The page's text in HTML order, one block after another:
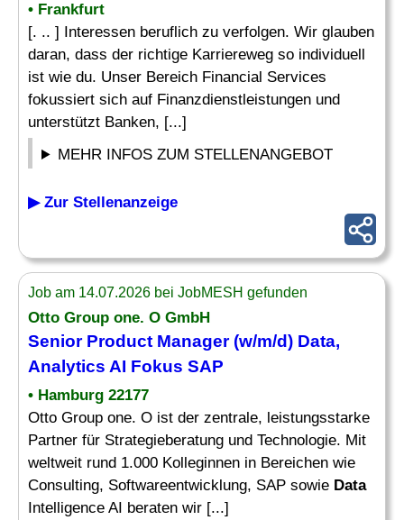
• Frankfurt
[. .. ] Interessen beruflich zu verfolgen. Wir glauben
daran, dass der richtige Karriereweg so individuell
ist wie du. Unser Bereich Financial Services
fokussiert sich auf Finanzdienstleistungen und
unterstützt Banken, [...]
MEHR INFOS ZUM STELLENANGEBOT
▶ Zur Stellenanzeige
Job am 14.07.2026 bei JobMESH gefunden
Otto Group one. O GmbH
Senior Product Manager(w/m/d) Data,
Analytics AI Fokus SAP
• Hamburg 22177
Otto Group one. O ist der zentrale, leistungsstarke
Partner für Strategieberatung und Technologie. Mit
weltweit rund 1.000 Kolleginnen in Bereichen wie
Consulting, Softwareentwicklung, SAP sowie Data
Intelligence AI beraten wir [...]